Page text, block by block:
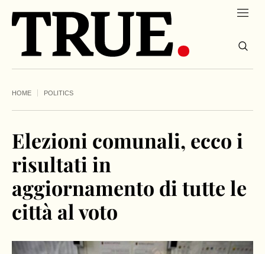
HOME POLITICS
Elezioni comunali, ecco i
risultati in
aggiornamento di tutte le
città al voto